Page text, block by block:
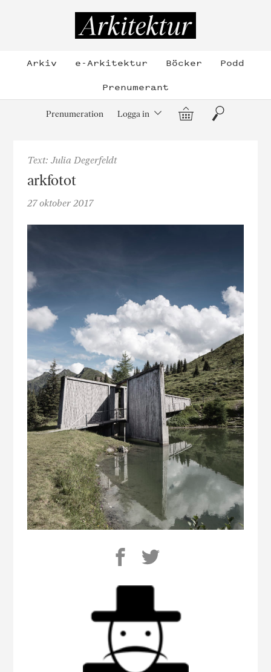
Arkiv e-Arkitektur Böcker
Podd
Prenumerant
Prenumeration Logga in Varukorg
Sök
Text: Julia Degerfeldt
arkfotot
27 oktober 2017